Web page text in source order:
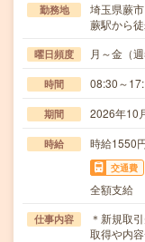
勤務地
埼玉県蕨市
蕨駅から
曜日頻度 月～金（週
時間 08:30～
期間 2026年10
時給 時給1550
交通費
全額支給
仕事内容
＊新規取
取得や内